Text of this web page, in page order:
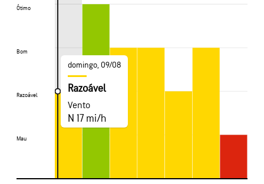
Ótimo
Bom
Razoável
Mau
Ótimo
Bom
Razoável
Mau
domingo, 09/08
Razoável
Vento
N 17 mi/h